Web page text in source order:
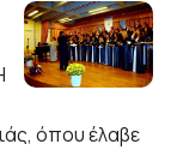
όπου έλαβε